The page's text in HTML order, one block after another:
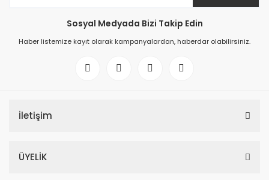
Sosyal Medyada Bizi Takip Edin
Haber listemize kayıt olarak kampanyalardan, haberdar olabilirsiniz.
İletişim
ÜYELİK